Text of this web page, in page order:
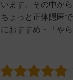
ます。その中か
ょっと正体隠匿
おすすめ・「や